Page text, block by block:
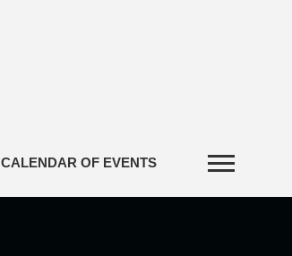
CALENDAR OF EVENTS